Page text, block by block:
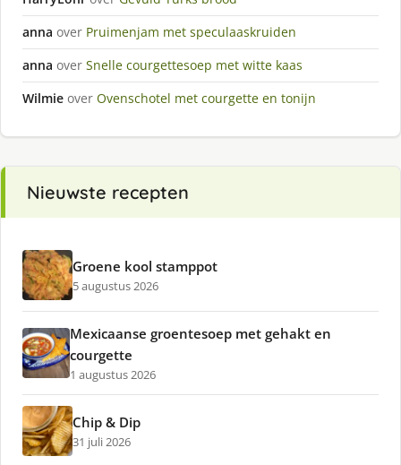
anna over Pruimenjam met speculaaskruiden
anna over Snelle courgettesoep met witte kaas
Wilmie over Ovenschotel met courgette en tonijn
Nieuwste recepten
Groene kool stamppot
5 augustus 2026
Mexicaanse groentesoep met gehakt en
courgette
1 augustus 2026
Chip & Dip
31 juli 2026